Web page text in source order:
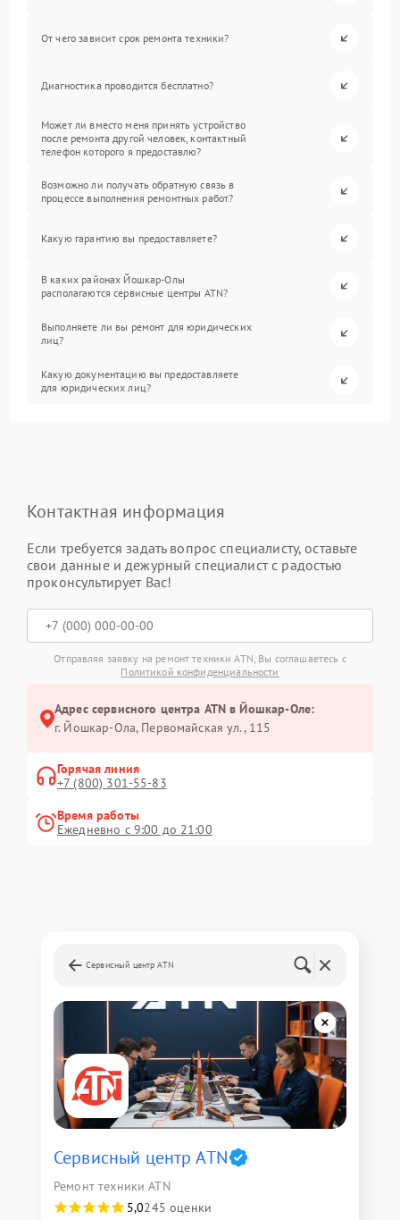
От чего зависит срок ремонта техники?
Диагностика проводится бесплатно?
Может ли вместо меня принять устройство
после ремонта другой человек, контактный
телефон которого я предоставлю?
Возможно ли получать обратную связь в
процессе выполнения ремонтных работ?
Какую гарантию вы предоставляете?
В каких районах Йошкар-Олы
располагаются сервисные центры ATN?
Выполняете ли вы ремонт для юридических
лиц?
Какую документацию вы предоставляете
для юридических лиц?
Контактная информация
Если требуется задать вопрос специалисту, оставьте
свои данные и дежурный специалист с радостью
проконсультирует Вас!
Отправляя заявку на ремонт техники ATN, Вы соглашаетесь с
Политикой конфиденциальности
Адрес сервисного центра ATN в Йошкар-Оле:
г. Йошкар-Ола, Первомайская ул., 115
Горячая линия
+7 (800) 301-55-83
Время работы
Ежедневно с 9:00 до 21:00
Сервисный центр ATN
Сервисный центр ATN
Ремонт техники ATN
5,0245 оценки